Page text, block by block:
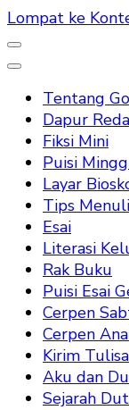
Lompat ke
Tentang
Dapur
Fiksi Mini
Puisi
Layar
Tips
Esai
Literasi
Rak Buku
Puisi Esai
Cerpen
Cerpen
Kirim
Aku dan
Sejarah